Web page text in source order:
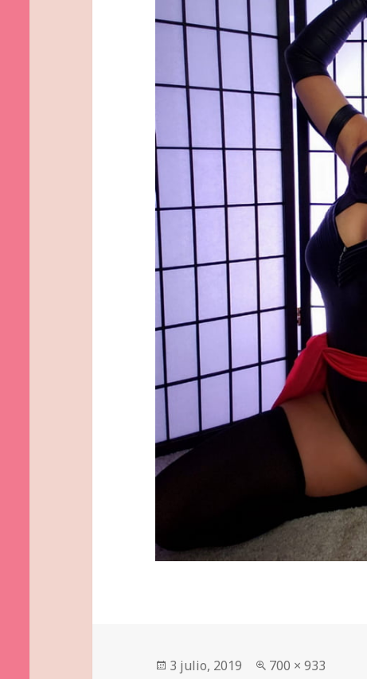
Publicado
3 julio, 2019
Tamaño
700 × 933